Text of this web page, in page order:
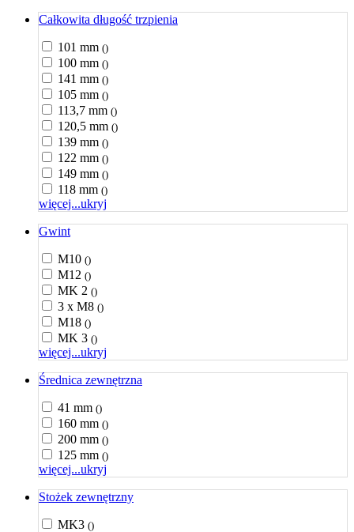
Całkowita długość trzpienia
101 mm ()
100 mm ()
141 mm ()
105 mm ()
113,7 mm ()
120,5 mm ()
139 mm ()
122 mm ()
149 mm ()
118 mm ()
więcej...ukryj
Gwint
M10 ()
M12 ()
MK 2 ()
3 x M8 ()
M18 ()
MK 3 ()
więcej...ukryj
Średnica zewnętrzna
41 mm ()
160 mm ()
200 mm ()
125 mm ()
więcej...ukryj
Stożek zewnętrzny
MK3 ()